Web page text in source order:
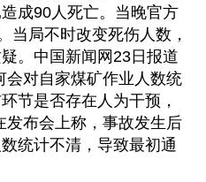
成90人死亡。当晚官方
当局不时改变死伤人数，
。中国新闻网23日报道
会对自家煤矿作业人数统
节是否存在人为干预，
发布会上称，事故发生后
统计不清，导致最初通